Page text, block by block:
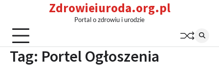
content
Zdrowieiuroda.org.pl
Portal o zdrowiu i urodzie
Tag: Portel Ogłoszenia